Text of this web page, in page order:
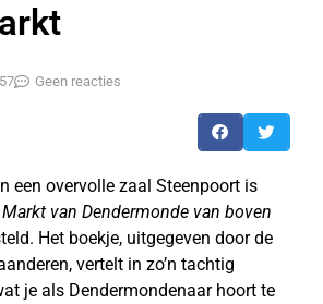
Geen reacties
een overvolle zaal Steenpoort is
van Dendermonde van boven
Het boekje, uitgegeven door de
vertelt in zo’n tachtig
je als Dendermondenaar hoort te